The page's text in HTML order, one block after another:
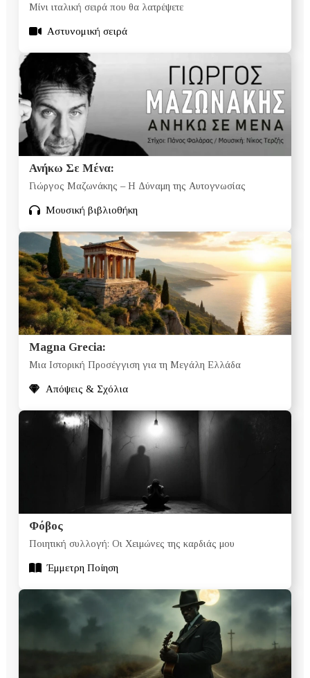
Μίνι ιταλική σειρά που θα λατρέψετε
Αστυνομική σειρά
Ανήκω Σε Μένα:
Γιώργος Μαζωνάκης – Η Δύναμη της Αυτογνωσίας
Μουσική βιβλιοθήκη
Magna Grecia:
Μια Ιστορική Προσέγγιση για τη Μεγάλη Ελλάδα
Απόψεις & Σχόλια
Φόβος
Ποιητική συλλογή: Οι Χειμώνες της καρδιάς μου
Έμμετρη Ποίηση